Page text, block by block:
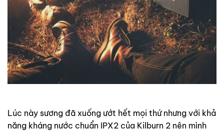
Lúc này sương đã xuống ướt hết mọi thứ nhưng với khả
năng kháng nước chuẩn IPX2 của Kilburn 2 nên mình